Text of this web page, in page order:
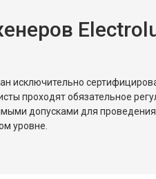
исключительно
проходят обязательное
допусками для
уровне.